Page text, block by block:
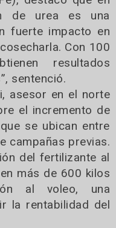
de urea es una
fuerte impacto en
Con 100
resultados
sentenció.
asesor en el norte
el incremento de
se ubican entre
campañas previas.
del fertilizante al
más de 600 kilos
al voleo, una
la rentabilidad del